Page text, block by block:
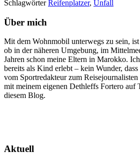
SchlagwörterReifenplatzer, Unfall
Über mich
Mit dem Wohnmobil unterwegs zu sein,
ob in der näheren Umgebung, im
Jahren schon meine Eltern in Marokko.
bereits als Kind erlebt – kein Wunder,
vom Sportredakteur zum
mit meinem eigenen Dethleffs Fortero auf
diesem Blog.
Aktuell